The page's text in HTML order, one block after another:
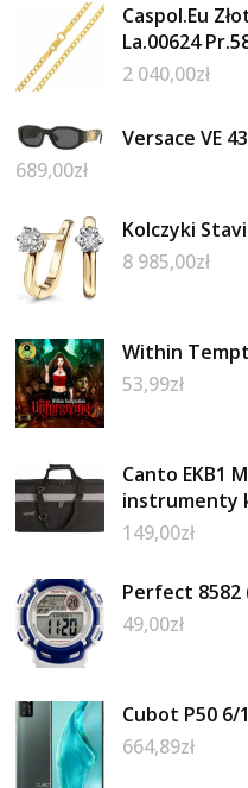
Caspol.Eu
La.00624
2 040,00zł
Versace VE
689,00zł
Kolczyki
8 985,00zł
Within
53,99zł
Canto EKB1
instrumenty
149,00zł
Perfect 8582
49,00zł
Cubot P50 6/
664,89zł